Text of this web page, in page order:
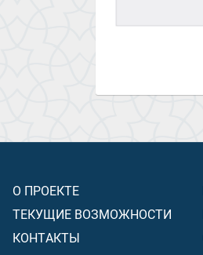
О ПРОЕКТЕ
ТЕКУЩИЕ ВОЗМОЖНОСТИ
КОНТАКТЫ